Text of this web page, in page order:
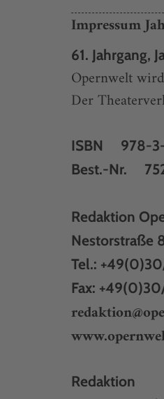
Impressum
61. Jahrgang,
Opernwelt
Der
ISBN 978-
Best.-Nr.
Redaktion
Nestorstraße
Tel.:
Fax:
Redaktion